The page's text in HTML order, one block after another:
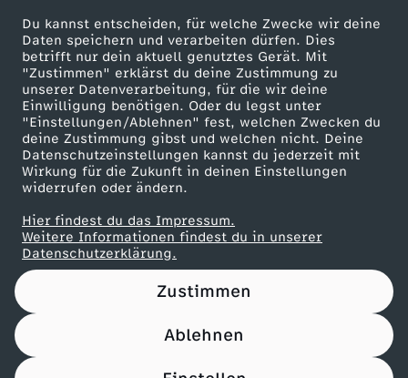
Du kannst entscheiden, für welche Zwecke wir deine
Daten speichern und verarbeiten dürfen. Dies
betrifft nur dein aktuell genutztes Gerät. Mit
"Zustimmen" erklärst du deine Zustimmung zu
unserer Datenverarbeitung, für die wir deine
Einwilligung benötigen. Oder du legst unter
"Einstellungen/Ablehnen" fest, welchen Zwecken du
deine Zustimmung gibst und welchen nicht. Deine
Datenschutzeinstellungen kannst du jederzeit mit
Wirkung für die Zukunft in deinen Einstellungen
widerrufen oder ändern.
Hier findest du das Impressum.
Weitere Informationen findest du in unserer
Datenschutzerklärung.
Zustimmen
Ablehnen
ZDF goes Schule
Werbefernsehen
Mainzelmännchen
Partner
Nutzungsbedingungen
Impressum